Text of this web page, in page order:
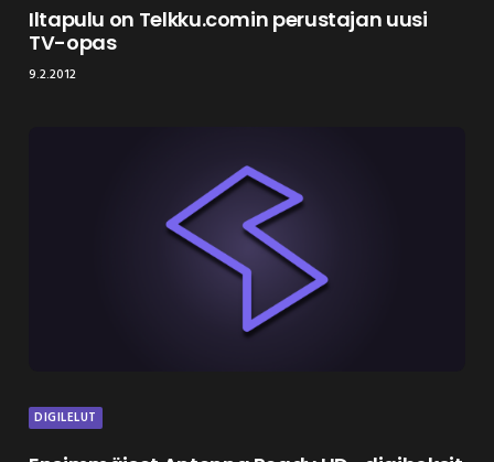
Iltapulu on Telkku.comin perustajan uusi
TV-opas
9.2.2012
DIGILELUT